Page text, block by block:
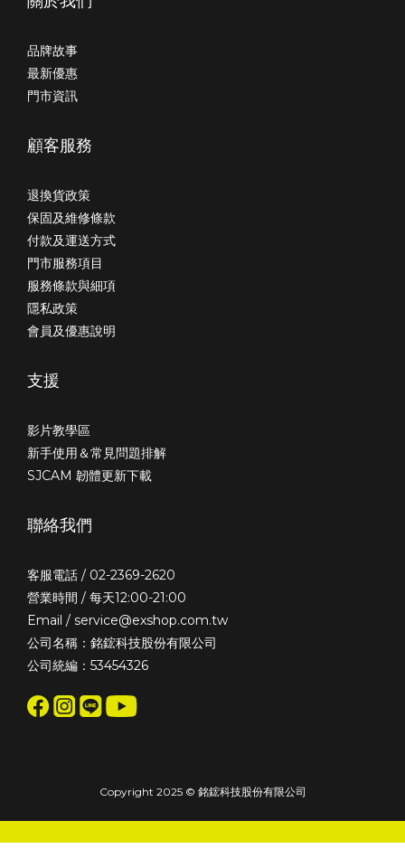
品牌故事
最新優惠
門市資訊
顧客服務
退換貨政策
保固及維修條款
付款及運送方式
門市服務項目
服務條款與細項
隱私政策
會員及優惠說明
支援
影片教學區
新手使用＆常見問題排解
SJCAM 韌體更新下載
聯絡我們
客服電話 / 02-2369-2620
營業時間 / 每天12:00-21:00
Email / service@exshop.com.tw
公司名稱：銘鋐科技股份有限公司
公司統編：53454326
Copyright 2025 © 銘鋐科技股份有限公司